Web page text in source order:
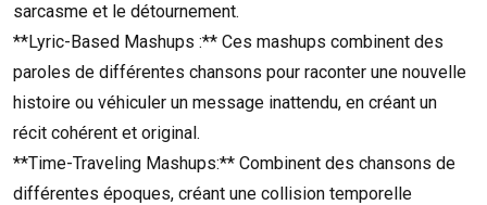
sarcasme et le détournement.
**Lyric-Based Mashups :** Ces mashups combinent des
paroles de différentes chansons pour raconter une nouvelle
histoire ou véhiculer un message inattendu, en créant un
récit cohérent et original.
**Time-Traveling Mashups:** Combinent des chansons de
différentes époques, créant une collision temporelle